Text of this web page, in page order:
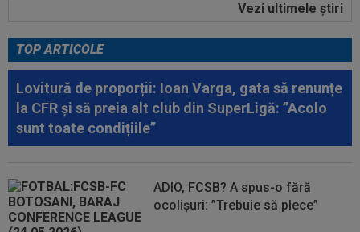
Rușii îl provoacă pe David Popovici înaintea
00:46 VIDEO
Daniel Pancu a ”explodat”, după UTA -
00:41 EXCLUSIV
Atacant pentru FCSB! A făcut
anunțul ÎN DIRECT: ”Îi dau eu lui Gigi unul bun”
00:27 EXCLUSIV
Radu Naum, reacția serii după ce
Marius Șumudică a început negocierile cu CFR...
Vezi ultimele ştiri
TOP ARTICOLE
Lovitură de proporții: Ioan Varga, gata să renunțe
la CFR și să preia alt club din SuperLigă: ”Acolo
sunt toate condițiile”
ADIO, FCSB? A spus-o fără
ocolișuri: ”Trebuie să plece”